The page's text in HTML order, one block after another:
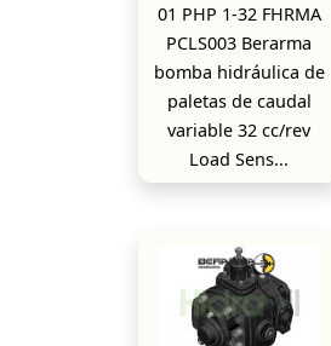
01 PHP 1-32 FHRMA
PCLS003 Berarma
bomba hidráulica de
paletas de caudal
variable 32 cc/rev
Load Sens...